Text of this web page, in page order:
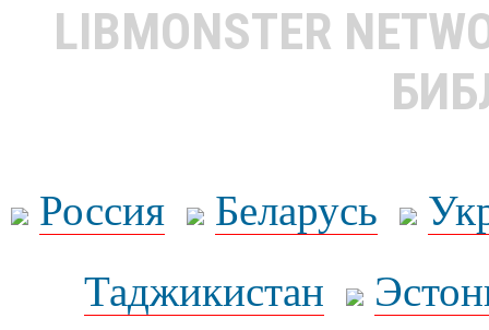
LIBMONSTER
Россия Беларусь
Таджикистан